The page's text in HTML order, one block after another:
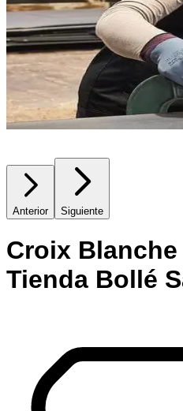
Anterior Siguiente
Croix
Tienda Bollé